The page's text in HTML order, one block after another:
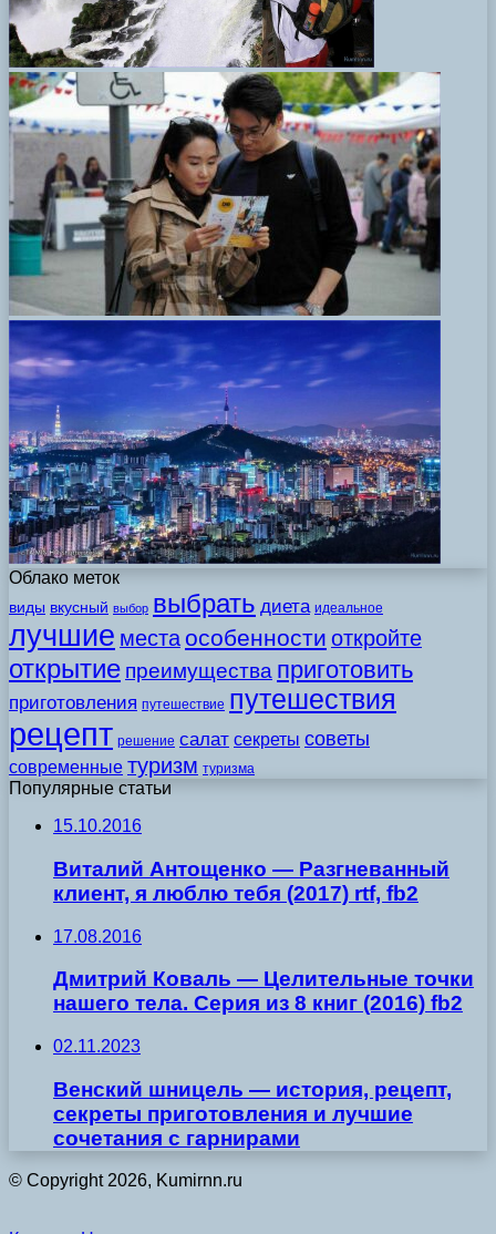
Облако меток
виды вкусный выбор выбрать диета идеальное
лучшие места особенности откройте
открытие преимущества приготовить
приготовления путешествие путешествия
рецепт решение салат секреты советы
современные туризм туризма
Популярные статьи
15.10.2016
Виталий Антощенко — Разгневанный
клиент, я люблю тебя (2017) rtf, fb2
17.08.2016
Дмитрий Коваль — Целительные точки
нашего тела. Серия из 8 книг (2016) fb2
02.11.2023
Венский шницель — история, рецепт,
секреты приготовления и лучшие
сочетания с гарнирами
© Copyright 2026, Kumirnn.ru